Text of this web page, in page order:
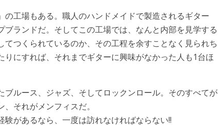
工場もある。職人のハンドメイドで製造されるギター
ランドだ。そしてこの工場では、なんと内部を見学する
つくられているのか、その工程を余すことなく見られち
にすれば、それまでギターに興味がなかった人も1台ほ
ルース、ジャズ、そしてロックンロール。そのすべてが
それがメンフィスだ。
があるなら、一度は訪れなければならない!!